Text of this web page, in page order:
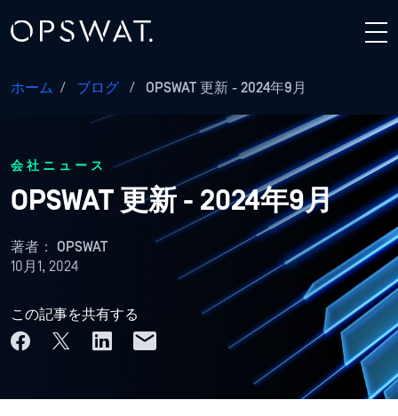
ホーム / ブログ / OPSWAT 更新 - 2024年9月
会社ニュース
OPSWAT 更新 - 2024年9月
著者： OPSWAT
10月1, 2024
この記事を共有する